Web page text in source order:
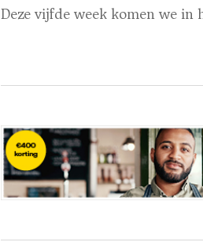
Deze vijfde week komen we in